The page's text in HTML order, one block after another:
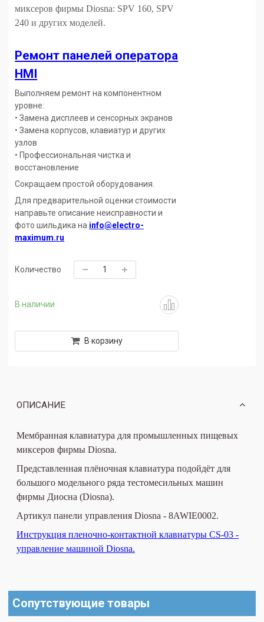
В наличии
миксеров фирмы Diosna: SPV 160, SPV
240 и других моделей.
Ремонт панелей оператора
HMI
Выполняем ремонт на компонентном
уровне:
• Замена дисплеев и сенсорных экранов
• Замена корпусов, клавиатур и других
узлов
• Профессиональная чистка и
восстановление
Сокращаем простой оборудования.
Для предварительной оценки стоимости
направьте описание неисправности и
фото шильдика на info@electro-
maximum.ru
Количество
В корзину
ОПИСАНИЕ
Мембранная клавиатура для промышленных пищевых
миксеров фирмы Diosna.
Представленная плёночная клавиатура подойдёт для
большого модельного ряда тестомесильных машин
фирмы Диосна (Diosna).
Артикул панели управления Diosna - 8AWIE0002.
Инструкция пленочно-контактной клавиатуры CS-03 -
управление машиной Diosna.
Сопутствующие товары